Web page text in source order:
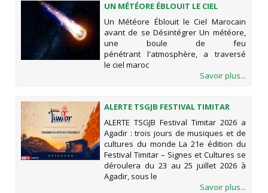
UN MÉTÉORE ÉBLOUIT LE CIEL
MAROCAIN AVANT DE SE
DÉSINTÉGRER
Un Météore Éblouit le Ciel Marocain
avant de se Désintégrer Un météore,
une boule de feu
pénétrant l'atmosphère, a traversé
le ciel maroc
Savoir plus...
ALERTE TSGJB FESTIVAL TIMITAR
2026 A AGADIR : TROIS JOURS DE
MUSIQUES ET DE CULTURES DU
MONDE
ALERTE TSGJB Festival Timitar 2026 a
Agadir : trois jours de musiques et de
cultures du monde La 21e édition du
Festival Timitar – Signes et Cultures se
déroulera du 23 au 25 juillet 2026 à
Agadir, sous le
Savoir plus...